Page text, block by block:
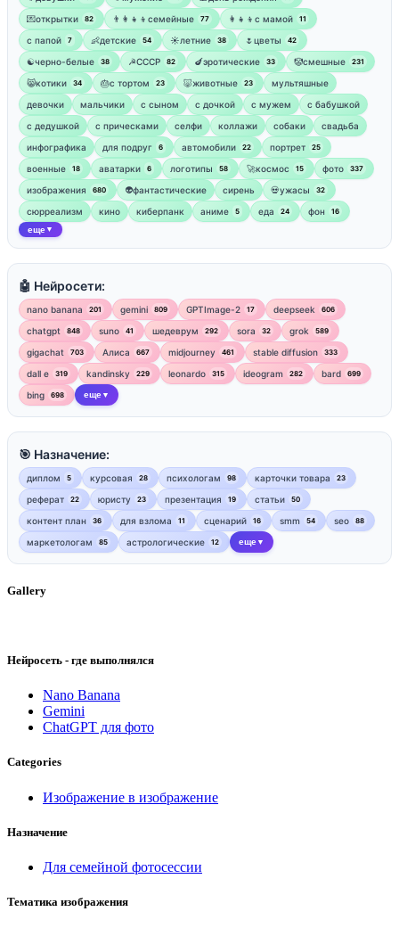
💌открытки 82 👨‍👩‍👧‍👦семейные 77 👩‍👧‍👦с мамой 11
‍с папой 7 👶детские 54 ☀️летние 38 🌷цветы 42
☯︎черно-белые 38 ☭СССР 82 🍆эротические 33 🤡смешные 231
😸котики 34 🎂с тортом 23 🐷животные 23
мультяшные
девочки
мальчики с сыном с дочкой с мужем
с бабушкой
с дедушкой
с прическами селфи коллажи собаки
свадьба
инфографика
для подруг 6 автомобили 22 портрет 25
военные 18 аватарки 6 логотипы 58 🚀космос 15 фото 337
изображения 680 👽фантастические сирень 💀ужасы 32
сюрреализм кино киберпанк аниме 5 еда 24 фон 16
еще ▼
🤖 Нейросети:
nano banana 201 gemini 809 GPTImage-2 17 deepseek 606
chatgpt 848 suno 41 шедеврум 292 sora 32 grok 589
gigachat 703 Алиса 667 midjourney 461 stable diffusion 333
dall e 319 kandinsky 229 leonardo 315 ideogram 282 bard 699
bing 698 еще ▼
🎯 Назначение:
диплом 5 курсовая 28 психологам 98 карточки товара 23
реферат 22 юристу 23 презентация 19 статьи 50
контент план 36 для взлома 11 сценарий 16 smm 54 seo 88
маркетологам 85 астрологические 12 еще ▼
Gallery
Нейросеть - где выполнялся
Nano Banana
Gemini
ChatGPT для фото
Categories
Изображение в изображение
Назначение
Для семейной фотосессии
Тематика изображения